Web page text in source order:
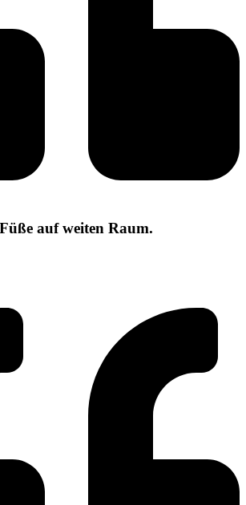
auf weiten Raum.